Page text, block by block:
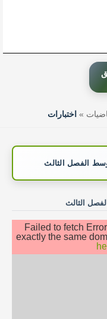
» اختبارات
الفصل الثالث
الثالث
Failed to fetch
exactly the same